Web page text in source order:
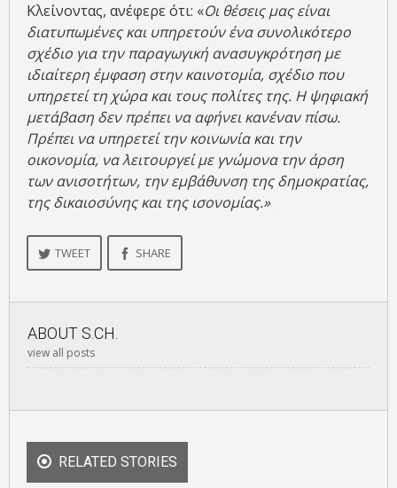
Κλείνοντας, ανέφερε ότι: «Οι θέσεις μας είναι
διατυπωμένες και υπηρετούν ένα συνολικότερο
σχέδιο για την παραγωγική ανασυγκρότηση με
ιδιαίτερη έμφαση στην καινοτομία, σχέδιο που
υπηρετεί τη χώρα και τους πολίτες της. Η ψηφιακή
μετάβαση δεν πρέπει να αφήνει κανέναν πίσω.
Πρέπει να υπηρετεί την κοινωνία και την
οικονομία, να λειτουργεί με γνώμονα την άρση
των ανισοτήτων, την εμβάθυνση της δημοκρατίας,
της δικαιοσύνης και της ισονομίας.»
TWEET SHARE
ABOUT S.CH.
view all posts
RELATED STORIES